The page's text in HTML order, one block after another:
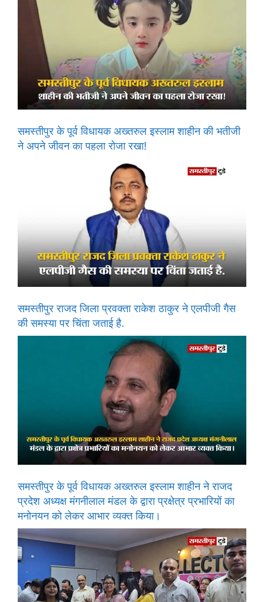
समस्तीपुर के पूर्व विधायक अख्तरुल इस्लाम शाहीन की भतीजी
ने अपने जीवन का पहला रोजा रखा!
समस्तीपुर राजद जिला प्रवक्ता राकेश ठाकुर ने एलपीजी गैस
की समस्या पर चिंता जताई है.
समस्तीपुर के पूर्व विधायक अख्तरुल इस्लाम शाहीन ने राजद
प्रदेश अध्यक्ष मंगनीलाल मंडल के द्वारा प्रक्षेत्र प्रभारियों का
मनोनयन को लेकर आभार व्यक्त किया।